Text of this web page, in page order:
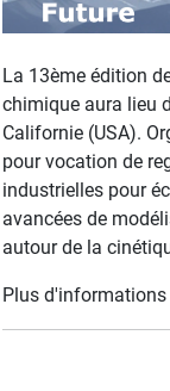
La 13ème édition
chimique aura lieu
Californie (USA).
pour vocation de
industrielles pour
avancées de
autour de la
Plus d'informations